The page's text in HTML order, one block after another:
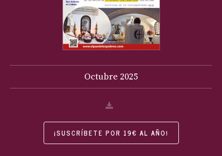
Octubre 2025
¡SUSCRÍBETE POR 19€ AL AÑO!